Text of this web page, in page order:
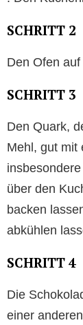
SCHRITT 2
Den Ofen
SCHRITT 3
Den Quark,
Mehl, gut mit
über den
backen
abkühlen
SCHRITT 4
Die
einer